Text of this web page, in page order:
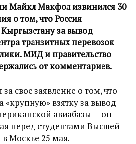
Майкл Макфол извинился 30
о том, что Россия
Кыргызстану за вывод
транзитных перевозок
МИД и правительство
от комментариев.
свое заявление о том, что
«крупную» взятку за вывод
авиабазы — он
перед студентами Высшей
Москве 25 мая.